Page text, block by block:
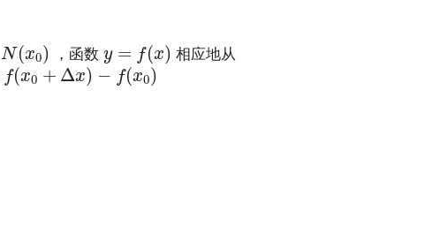
N(x0)
x0 ，函数 y = f(x)
x)
相应地从
f(x0 + Δx) − f(x0)
(x0+Δx )−f(x 0